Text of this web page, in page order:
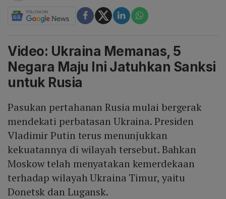
Video: Ukraina Memanas, 5
Negara Maju Ini Jatuhkan Sanksi
untuk Rusia
Pasukan pertahanan Rusia mulai bergerak
mendekati perbatasan Ukraina. Presiden
Vladimir Putin terus menunjukkan
kekuatannya di wilayah tersebut. Bahkan
Moskow telah menyatakan kemerdekaan
terhadap wilayah Ukraina Timur, yaitu
Donetsk dan Lugansk.